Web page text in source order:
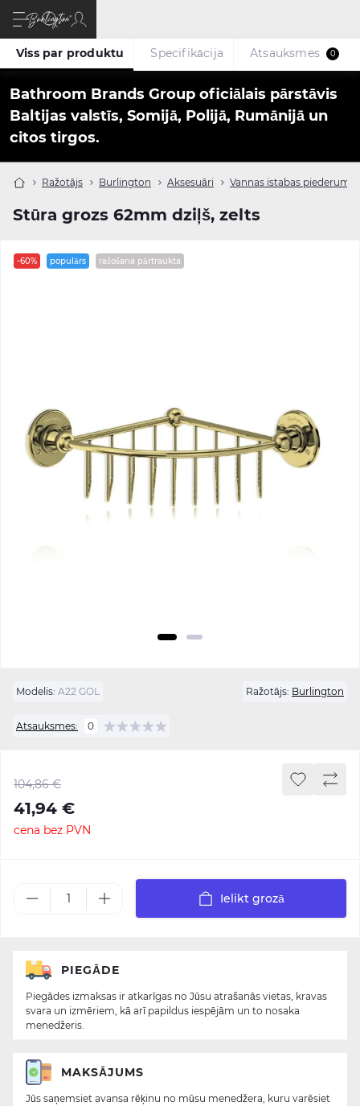
Bathroom Brands Group oficiālais pārstāvis
Baltijas valstīs, Somijā, Polijā, Rumānijā un
citos tirgos.
Ražotājs Burlington Aksesuāri Vannas istabas piederumi
Stūra grozs 62mm dziļš, zelts
Viss par produktu Specifikācija Atsauksmes 0
-60% populārs ražošana pārtraukta
Modelis: A22 GOL Ražotājs: Burlington
Atsauksmes: 0
104,86 €
41,94 €
cena bez PVN
Ielikt grozā
PIEGĀDE
Piegādes izmaksas ir atkarīgas no Jūsu atrašanās vietas, kravas
svara un izmēriem, kā arī papildus iespējām un to nosaka
menedžeris.
MAKSĀJUMS
Jūs saņemsiet avansa rēķinu no mūsu menedžera, kuru varēsiet